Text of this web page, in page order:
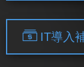
IT導入